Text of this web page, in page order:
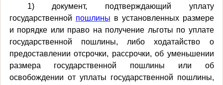
1) документ, подтверждающий уплату
государственной пошлины в установленных размере
и порядке или право на получение льготы по уплате
государственной пошлины, либо ходатайство о
предоставлении отсрочки, рассрочки, об уменьшении
размера государственной пошлины или об
освобождении от уплаты государственной пошлины,